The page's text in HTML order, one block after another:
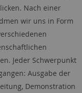
Nach einer
wir uns in Form
Jeder Schwerpunkt
Ausgabe der
Demonstration